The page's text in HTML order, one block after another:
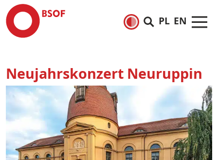
PL EN
Neujahrskonzert Neuruppin